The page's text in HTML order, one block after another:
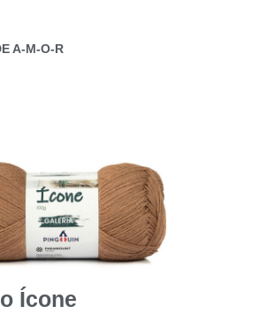
A-M-O-R
Ícone